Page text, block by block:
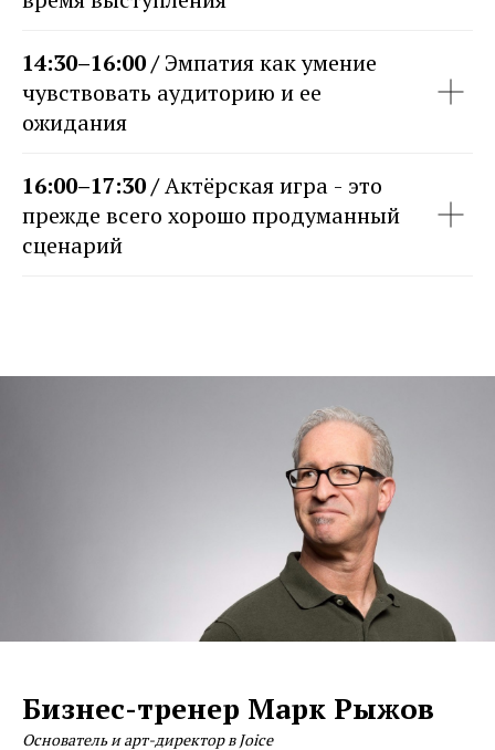
14:30–16:00 /Эмпатия как умение
чувствовать аудиторию и ее
ожидания
16:00–17:30 /Актёрская игра - это
прежде всего хорошо продуманный
сценарий
Бизнес-тренер Марк Рыжов
Основатель и арт-директор в Joice